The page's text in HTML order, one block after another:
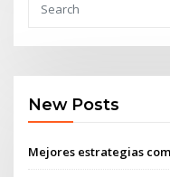
New Posts
Mejores estrategias